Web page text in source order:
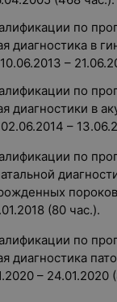
по
диагностика в
–
по
диагностики в
–
по
(80 час.).
по
диагностика
– 24.01.2020